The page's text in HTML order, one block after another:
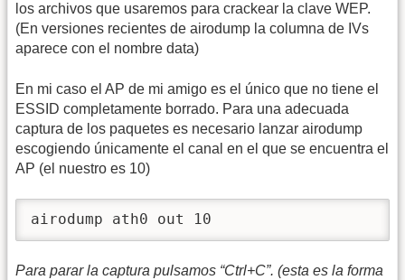
los archivos que usaremos para crackear la clave WEP.
(En versiones recientes de airodump la columna de IVs
aparece con el nombre data)
En mi caso el AP de mi amigo es el único que no tiene el
ESSID completamente borrado. Para una adecuada
captura de los paquetes es necesario lanzar airodump
escogiendo únicamente el canal en el que se encuentra el
AP (el nuestro es 10)
airodump ath0 out 10
Para parar la captura pulsamos “Ctrl+C”. (esta es la forma